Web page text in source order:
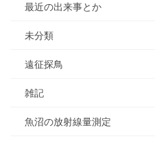
最近の出来事とか
未分類
遠征探鳥
雑記
魚沼の放射線量測定